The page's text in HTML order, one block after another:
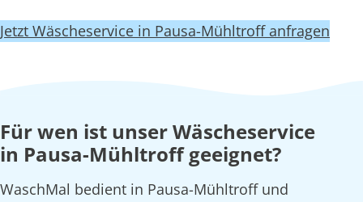
Jetzt Wäscheservice in Pausa-Mühltroff anfragen
Für wen ist unser Wäscheservice
in Pausa-Mühltroff geeignet?
WaschMal bedient in Pausa-Mühltroff und